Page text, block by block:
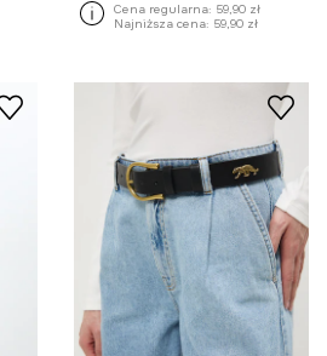
Cena regularna: 59,90 zł
Najniższa cena: 59,90 zł